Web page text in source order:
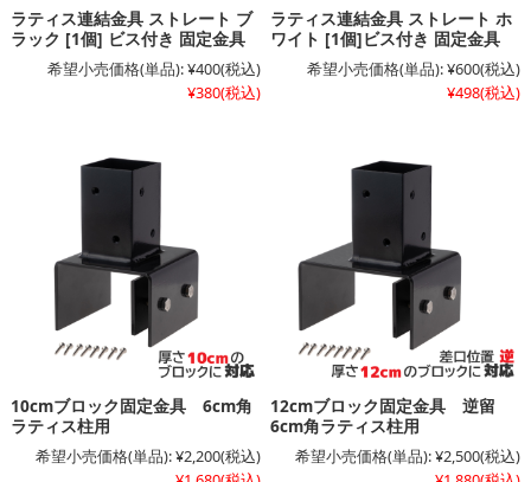
ラティス連結金具 ストレート ブ
ラック [1個] ビス付き 固定金具
希望小売価格(単品):¥400(税込)
¥380(税込)
ラティス連結金具 ストレート ホ
ワイト [1個]ビス付き 固定金具
希望小売価格(単品):¥600(税込)
¥498(税込)
10cmブロック固定金具 6cm角
ラティス柱用
希望小売価格(単品):¥2,200(税込)
12cmブロック固定金具 逆留
6cm角ラティス柱用
希望小売価格(単品):¥2,500(税込)